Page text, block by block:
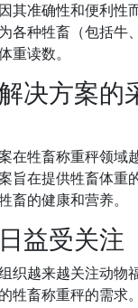
其准确性和便利性
各种牲畜（包括牛
重读数。
决方案的
在牲畜称重秤领域
旨在提供牲畜体重
畜的健康和营养。
益受关注
织越来越关注动物
牲畜称重秤的需求。